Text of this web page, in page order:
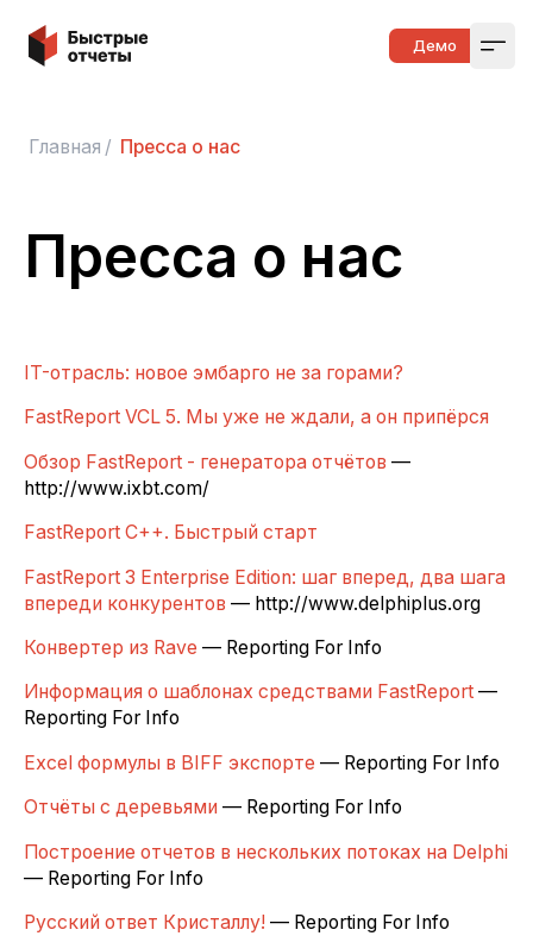
Быстрые отчеты Демо
Главная / Пресса о нас
Пресса о нас
IT-отрасль: новое эмбарго не за горами?
FastReport VCL 5. Мы уже не ждали, а он припёрся
Обзор FastReport - генератора отчётов —
http://www.ixbt.com/
FastReport C++. Быстрый старт
FastReport 3 Enterprise Edition: шаг вперед, два шага
впереди конкурентов — http://www.delphiplus.org
Конвертер из Rave — Reporting For Info
Информация о шаблонах средствами FastReport —
Reporting For Info
Excel формулы в BIFF экспорте — Reporting For Info
Отчёты с деревьями — Reporting For Info
Построение отчетов в нескольких потоках на Delphi
— Reporting For Info
Русский ответ Кристаллу! — Reporting For Info